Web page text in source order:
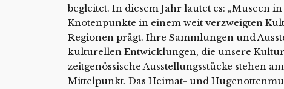
begleitet. In diesem Jahr lautet es: „Museen
Knotenpunkte in einem weit verzweigten
Regionen prägt. Ihre Sammlungen und
kulturellen Entwicklungen, die unsere
zeitgenössische Ausstellungsstücke stehen
Mittelpunkt. Das Heimat- und